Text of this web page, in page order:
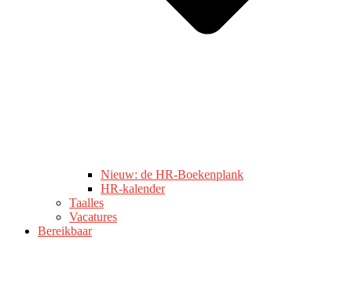
Nieuw: de HR-Boekenplank
HR-kalender
Taalles
Vacatures
Bereikbaar